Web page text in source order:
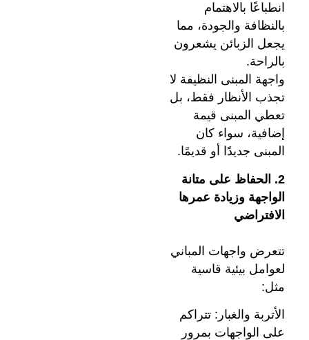
انطباعًا بالاهتمام
بالنظافة والجودة، مما
يجعل الزبائن يشعرون
بالراحة.
واجهة المبنى النظيفة لا
تجذب الأنظار فقط، بل
تعطي المبنى قيمة
إضافية، سواء كان
المبنى جديدًا أو قديمًا.
2. الحفاظ على متانة
الواجهة وزيادة عمرها
الافتراضي
تتعرض واجهات المباني
لعوامل بيئية قاسية
مثل:
الأتربة والغبار: تتراكم
على الواجهات بمرور